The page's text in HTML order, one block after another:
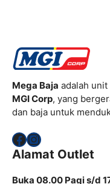
Mega Baja adalah
MGI Corp, yang
dan baja untuk
Facebook
Instagram
Alamat Outlet
Buka 08.00 Pagi s/d